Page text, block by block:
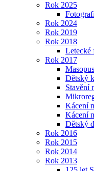
Rok 2025
Rok 2024
Rok 2019
Rok 2018
Letecké
Rok 2017
Dětský
Stavění
Kácení
Kácení
Dětský
Rok 2016
Rok 2015
Rok 2014
Rok 2013